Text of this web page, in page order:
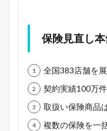
保険見直し
全国383店舗を
契約実績100万
取扱い保険商品
複数の保険を一